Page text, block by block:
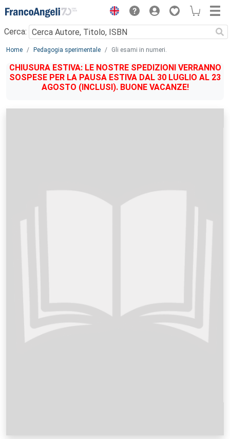
Menu
Cerca:
Main content
Home Pedagogia sperimentale Gli esami in numeri.
CHIUSURA ESTIVA: LE NOSTRE SPEDIZIONI VERRANNO
SOSPESE PER LA PAUSA ESTIVA DAL 30 LUGLIO AL 23
AGOSTO (INCLUSI). BUONE VACANZE!